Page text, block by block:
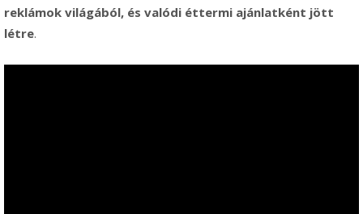
reklámok világából, és valódi éttermi ajánlatként jött
létre.